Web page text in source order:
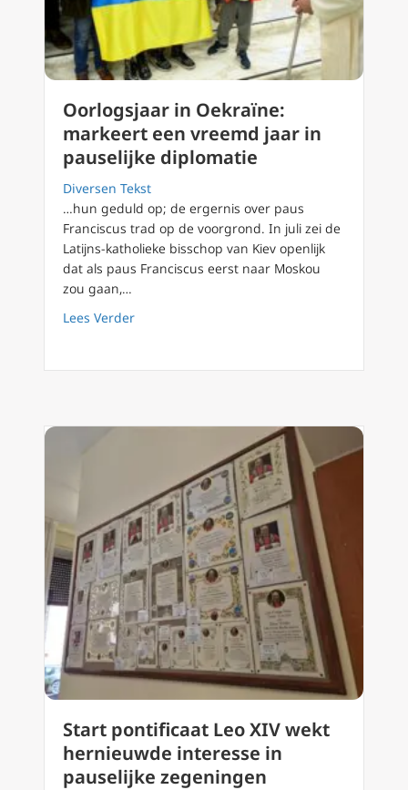
Oorlogsjaar in Oekraïne:
markeert een vreemd jaar in
pauselijke diplomatie
Diversen Tekst
…hun geduld op; de ergernis over paus
Franciscus trad op de voorgrond. In juli zei de
Latijns-katholieke bisschop van Kiev openlijk
dat als paus Franciscus eerst naar Moskou
zou gaan,…
Lees Verderabout Oorlogsjaar in Oekraïne: markeert
Start pontificaat Leo XIV wekt
hernieuwde interesse in
pauselijke zegeningen